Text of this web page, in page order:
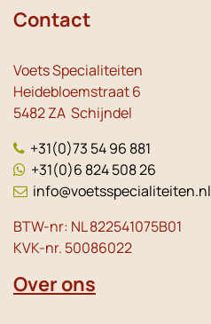
Contact
Voets Specialiteiten
Heidebloemstraat 6
5482 ZA Schijndel
+31(0)73 54 96 881
+31(0)6 824 508 26
info@voetsspecialiteiten.nl
BTW-nr: NL 822541075B01
KVK-nr. 50086022
Over ons